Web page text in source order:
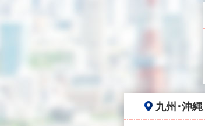
九州･沖縄